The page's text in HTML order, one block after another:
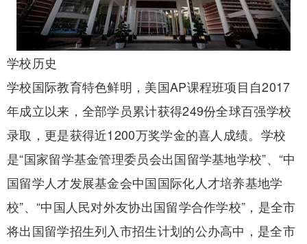
学校历史
学校国际教育特色鲜明，美国AP课程班项目自2017
年成立以来，全部学员累计获得249份全球百强学校
录取，更是获得近1200万奖学金的喜人成绩。学校
是“国家留学基金管理委员会出国留学基地学校”、“中
国留学人才发展基金会中国国际化人才培养基地学
校”、“中国人民对外友协出国留学合作学校”，是全市
将出国留学招生列入市招生计划的公办高中，是全市